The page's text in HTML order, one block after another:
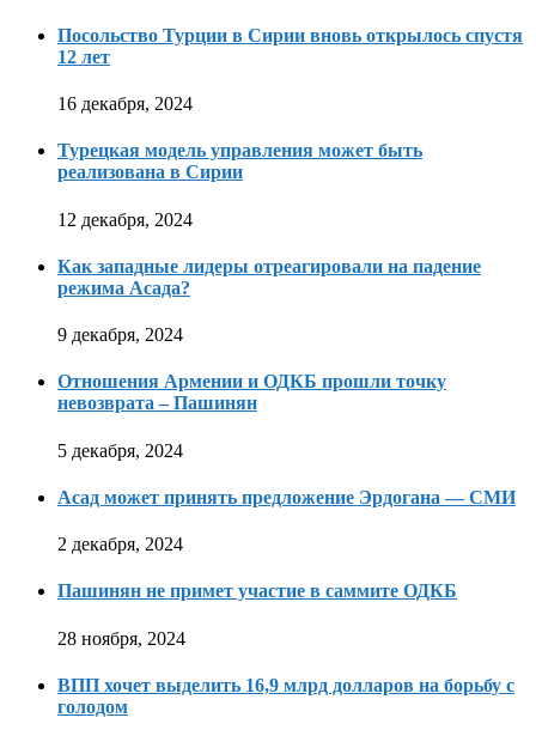
Посольство Турции в Сирии вновь открылось спустя
12 лет
16 декабря, 2024
Турецкая модель управления может быть
реализована в Сирии
12 декабря, 2024
Как западные лидеры отреагировали на падение
режима Асада?
9 декабря, 2024
Отношения Армении и ОДКБ прошли точку
невозврата – Пашинян
5 декабря, 2024
Асад может принять предложение Эрдогана — СМИ
2 декабря, 2024
Пашинян не примет участие в саммите ОДКБ
28 ноября, 2024
ВПП хочет выделить 16,9 млрд долларов на борьбу с
голодом